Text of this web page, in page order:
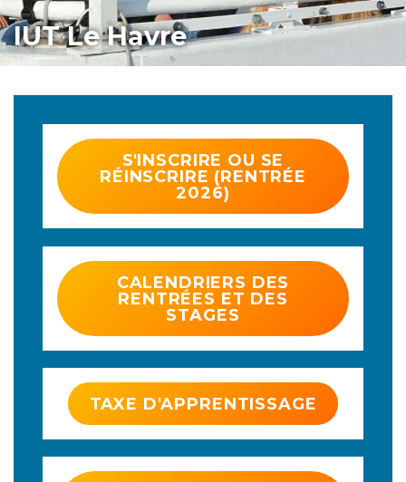
IUT Le Havre
S'INSCRIRE OU SE
RÉINSCRIRE (RENTRÉE
2026)
CALENDRIERS DES
RENTRÉES ET DES
STAGES
TAXE D'APPRENTISSAGE